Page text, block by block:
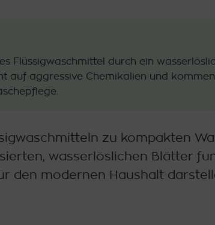
Flüssigwaschmittel durch ein
auf aggressive Chemikalien und
zu kompakten
wasserlöslichen Blätter
den modernen Haushalt